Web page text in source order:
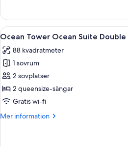
Suite
Breakfast
for
2
(9:00~10:30am)
+Wellness
Club
Kitchen
2nd
session]
Tower
Inspire
Suite
+
Breakfast
for
(9:00~10:30am)
Öppna
alla
foton
för
Ocean
Tower
Ocean
Double
Ett
6
Ocean Tower Ocean Suite
88 kvadratmeter
1 sovrum
2 sovplatser
2 queensize-sängar
Gratis wi-fi
Mer information
Mer